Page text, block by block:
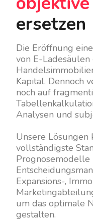
ersetzen
Die Eröffnung
von E-
Kapital. Dennoch
noch auf
Analysen und
Unsere Lösungen
vollständigste
Prognosemodelle
Expansions-,
um das optimale
gestalten.